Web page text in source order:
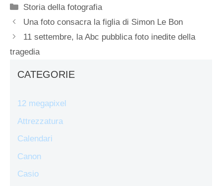
Categorie
Storia della fotografia
Una foto consacra la figlia di Simon Le Bon
11 settembre, la Abc pubblica foto inedite della
tragedia
CATEGORIE
12 megapixel
Attrezzatura
Calendari
Canon
Casio